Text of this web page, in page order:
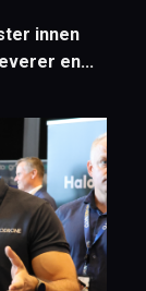
innen
en...